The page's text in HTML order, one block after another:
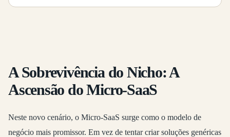
A Sobrevivência do Nicho: A
Ascensão do Micro-SaaS
Neste novo cenário, o Micro-SaaS surge como o modelo de
negócio mais promissor. Em vez de tentar criar soluções genéricas